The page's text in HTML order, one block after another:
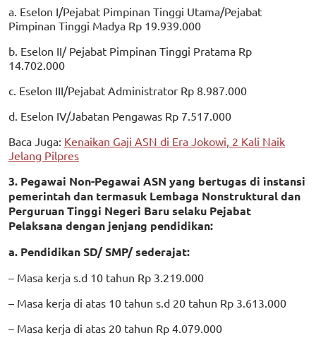
a. Eselon I/Pejabat Pimpinan Tinggi Utama/Pejabat
Pimpinan Tinggi Madya Rp 19.939.000
b. Eselon II/ Pejabat Pimpinan Tinggi Pratama Rp
14.702.000
c. Eselon III/Pejabat Administrator Rp 8.987.000
d. Eselon IV/Jabatan Pengawas Rp 7.517.000
Baca Juga: Kenaikan Gaji ASN di Era Jokowi, 2 Kali Naik
Jelang Pilpres
3. Pegawai Non-Pegawai ASN yang bertugas di instansi
pemerintah dan termasuk Lembaga Nonstruktural dan
Perguruan Tinggi Negeri Baru selaku Pejabat
Pelaksana dengan jenjang pendidikan:
a. Pendidikan SD/ SMP/ sederajat:
– Masa kerja s.d 10 tahun Rp 3.219.000
– Masa kerja di atas 10 tahun s.d 20 tahun Rp 3.613.000
– Masa kerja di atas 20 tahun Rp 4.079.000